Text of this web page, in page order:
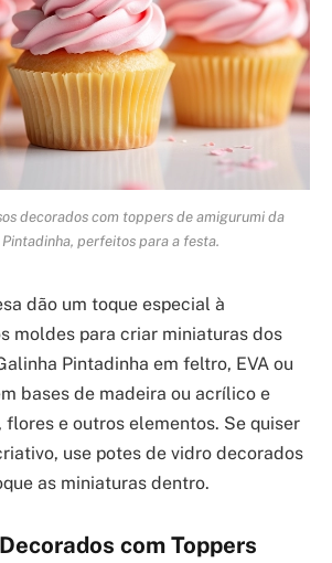
decorados com toppers de amigurumi da
Pintadinha, perfeitos para a festa.
dão um toque especial à
moldes para criar miniaturas dos
Pintadinha em feltro, EVA ou
bases de madeira ou acrílico e
e outros elementos. Se quiser
use potes de vidro decorados
as miniaturas dentro.
com Toppers